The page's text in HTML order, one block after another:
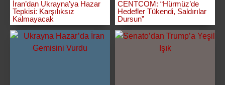
İran’dan Ukrayna’ya Hazar
Tepkisi: Karşılıksız
Kalmayacak
CENTCOM: “Hürmüz’de
Hedefler Tükendi, Saldırılar
Dursun”